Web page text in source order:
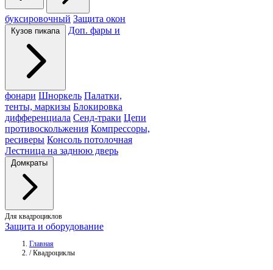
буксировочный Защита окон
Кузов пикапа Доп. фары и
фонари Шноркель Палатки,
тенты, маркизы Блокировка
дифференциала Сенд-траки Цепи
противоскольжения Компрессоры,
ресиверы Консоль потолочная
Лестница на заднюю дверь
Домкраты
Для квадроциклов
Защита и оборудование
Главная
/ Квадроциклы